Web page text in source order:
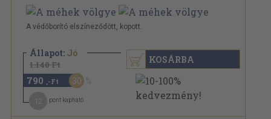
A védőborító elszíneződött, kopott.
Állapot: Jó
1.140 Ft
790 ,-Ft 30
pont kapható
KOSÁRBA